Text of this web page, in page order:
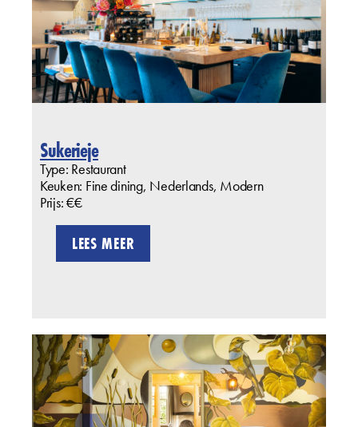
Sukerieje
Type: Restaurant
Keuken: Fine dining, Nederlands, Modern
Prijs: €€
LEES MEER